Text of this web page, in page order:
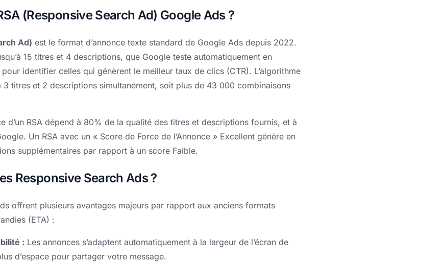
(Responsive Search Ad) Google Ads ?
Ad) est le format d’annonce texte standard de Google Ads depuis 2022.
15 titres et 4 descriptions, que Google teste automatiquement en
identifier celles qui génèrent le meilleur taux de clics (CTR). L’algorithme
3 titres et 2 descriptions simultanément, soit plus de 43 000 combinaisons
d’un RSA dépend à 80% de la qualité des titres et descriptions fournis, et à
Un RSA avec un « Score de Force de l’Annonce » Excellent génère en
supplémentaires par rapport à un score Faible.
Responsive Search Ads ?
offrent plusieurs avantages majeurs par rapport aux anciens formats
(ETA) :
: Les annonces s’adaptent automatiquement à la largeur de l’écran de
d’espace pour partager votre message.